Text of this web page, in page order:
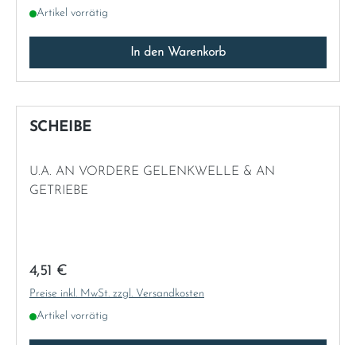
Artikel vorrätig
In den Warenkorb
SCHEIBE
U.A. AN VORDERE GELENKWELLE & AN
GETRIEBE
Regulärer Preis:
4,51 €
Preise inkl. MwSt. zzgl. Versandkosten
Artikel vorrätig